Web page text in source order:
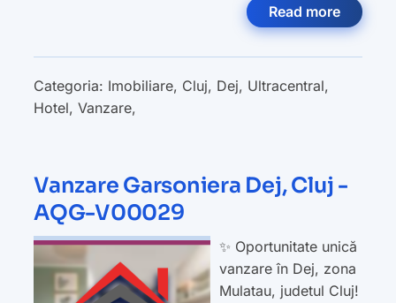
Read more
Categoria: Imobiliare, Cluj, Dej, Ultracentral,
Hotel, Vanzare,
Vanzare Garsoniera Dej, Cluj -
AQG-V00029
✨ Oportunitate unică
vanzare în Dej, zona
Mulatau, judetul Cluj!